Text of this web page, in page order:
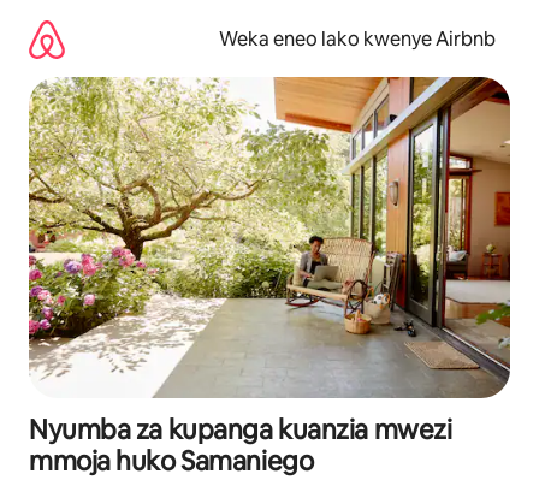
kwenda
kwenye
maudhui
Weka eneo lako kwenye Airbnb
Nyumba za kupanga kuanzia mwezi
mmoja huko Samaniego